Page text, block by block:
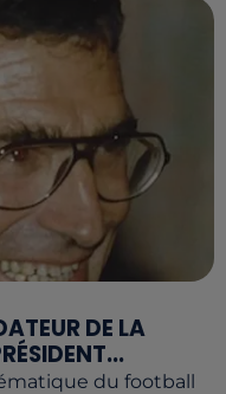
DE LA
du football